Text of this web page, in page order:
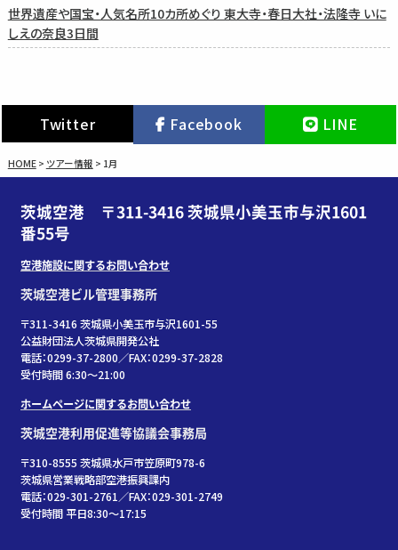
世界遺産や国宝・人気名所10カ所めぐり 東大寺・春日大社・法隆寺 いに
しえの奈良3日間
Twitter Facebook LINE
HOME> ツアー情報 > 1月
茨城空港 〒311-3416 茨城県小美玉市与沢1601
番55号
空港施設に関するお問い合わせ
茨城空港ビル管理事務所
〒311-3416 茨城県小美玉市与沢1601-55
公益財団法人茨城県開発公社
電話：0299-37-2800／FAX：0299-37-2828
受付時間 6:30〜21:00
ホームページに関するお問い合わせ
茨城空港利用促進等協議会事務局
〒310-8555 茨城県水戸市笠原町978-6
茨城県営業戦略部空港振興課内
電話：029-301-2761／FAX：029-301-2749
受付時間 平日8:30～17:15